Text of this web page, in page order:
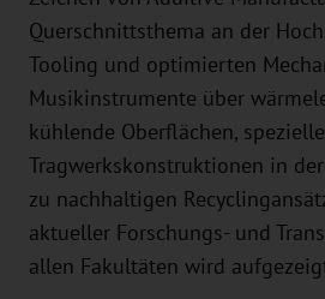
Querschnittsthema an der
Tooling und optimierten
Musikinstrumente über
kühlende Oberflächen,
Tragwerkskonstruktionen in
zu nachhaltigen
aktueller Forschungs- und
allen Fakultäten wird